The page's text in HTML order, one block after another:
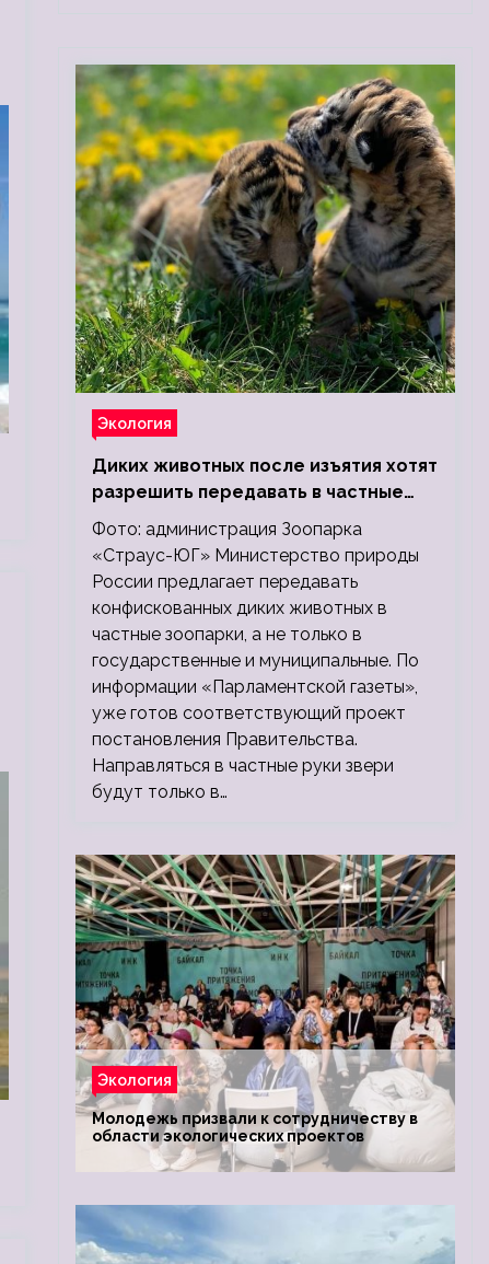
Экология
Диких животных после изъятия хотят
разрешить передавать в частные
зоопарки
Фото: администрация Зоопарка
«Страус-ЮГ» Министерство природы
России предлагает передавать
конфискованных диких животных в
частные зоопарки, а не только в
государственные и муниципальные. По
информации «Парламентской газеты»,
уже готов соответствующий проект
постановления Правительства.
Направляться в частные руки звери
будут только в…
Экология
Молодежь призвали к сотрудничеству в
области экологических проектов